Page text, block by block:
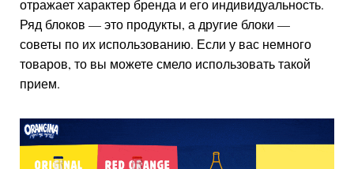
отражает характер бренда и его индивидуальность.
Ряд блоков — это продукты, а другие блоки —
советы по их использованию. Если у вас немного
товаров, то вы можете смело использовать такой
прием.